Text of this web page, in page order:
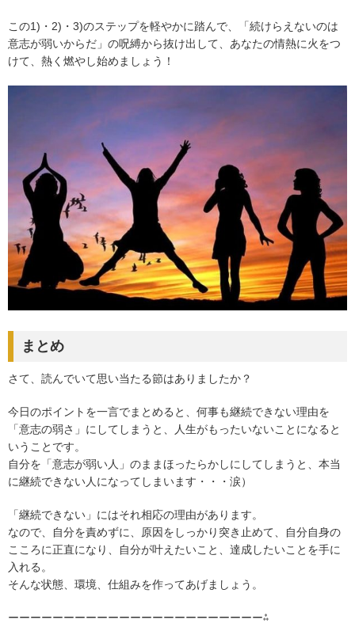
この1)・2)・3)のステップを軽やかに踏んで、「続けらえないのは
意志が弱いからだ」の呪縛から抜け出して、あなたの情熱に火をつ
けて、熱く燃やし始めましょう！
まとめ
さて、読んでいて思い当たる節はありましたか？
今日のポイントを一言でまとめると、何事も継続できない理由を
「意志の弱さ」にしてしまうと、人生がもったいないことになると
いうことです。
自分を「意志が弱い人」のままほったらかしにしてしまうと、本当
に継続できない人になってしまいます・・・涙）
「継続できない」にはそれ相応の理由があります。
なので、自分を責めずに、原因をしっかり突き止めて、自分自身の
こころに正直になり、自分が叶えたいこと、達成したいことを手に
入れる。
そんな状態、環境、仕組みを作ってあげましょう。
ーーーーーーーーーーーーーーーーーーーーーーー⁂